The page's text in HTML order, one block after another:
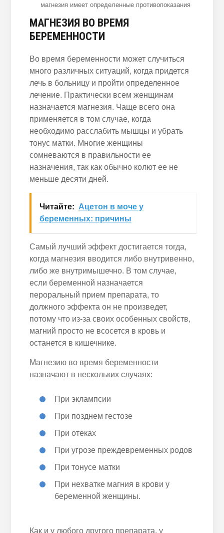
магнезия имеет определенные противопоказания
МАГНЕЗИЯ ВО ВРЕМЯ
БЕРЕМЕННОСТИ
Во время беременности может случиться
много различных ситуаций, когда придется
лечь в больницу и пройти определенное
лечение. Практически всем женщинам
назначается магнезия. Чаще всего она
применяется в том случае, когда
необходимо расслабить мышцы и убрать
тонус матки. Многие женщины
сомневаются в правильности ее
назначения, так как обычно колют ее не
меньше десяти дней.
Читайте: Ацетон в моче у
беременных: причины
Самый лучший эффект достигается тогда,
когда магнезия вводится либо внутривенно,
либо же внутримышечно. В том случае,
если беременной назначается
пероральный прием препарата, то
должного эффекта он не произведет,
потому что из-за своих особенных свойств,
магний просто не всосется в кровь и
останется в кишечнике.
Магнезию во время беременности
назначают в нескольких случаях:
При эклампсии
При позднем гестозе
При отеках
При угрозе преждевременных родов
При тонусе матки
При нехватке магния в крови у
беременной женщины.
Как и у любого другого препарата, у